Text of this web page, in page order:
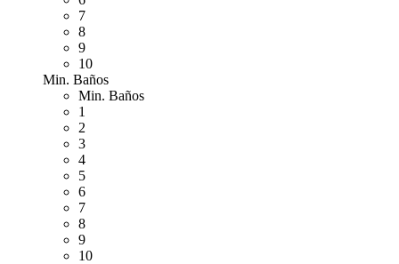
7
8
9
10
Min. Baños
Min. Baños
1
2
3
4
5
6
7
8
9
10